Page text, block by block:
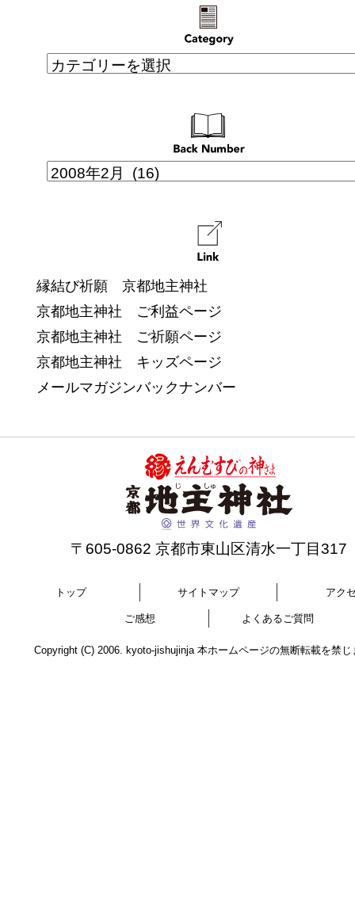
縁結び祈願 京都地主神社
京都地主神社 ご利益ページ
京都地主神社 ご祈願ページ
京都地主神社 キッズページ
メールマガジンバックナンバー
〒605-0862 京都市東山区清水一丁目317
トップ サイトマップ アク
ご感想 よくあるご質問
Copyright (C) 2006. kyoto-jishujinja 本ホームページの無断転載を禁じ